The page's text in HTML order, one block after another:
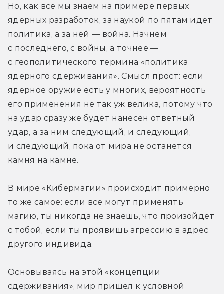
Но, как все мы знаем на примере первых
ядерных разработок, за наукой по пятам идет
политика, а за ней — война. Начнем
с последнего, с войны, а точнее —
с геополитического термина «политика
ядерного сдерживания». Смысл прост: если
ядерное оружие есть у многих, вероятность
его применения не так уж велика, потому что
на удар сразу же будет нанесен ответный
удар, а за ним следующий, и следующий,
и следующий, пока от мира не останется
камня на камне.
В мире «Кибермагии» происходит примерно
то же самое: если все могут применять
магию, ты никогда не знаешь, что произойдет
с тобой, если ты проявишь агрессию в адрес
другого индивида.
Основываясь на этой «концепции
сдерживания», мир пришел к условной